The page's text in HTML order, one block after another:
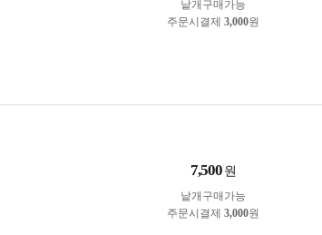
낱개구매가능
주문시결제 3,000원
7,500 원
낱개구매가능
주문시결제 3,000원